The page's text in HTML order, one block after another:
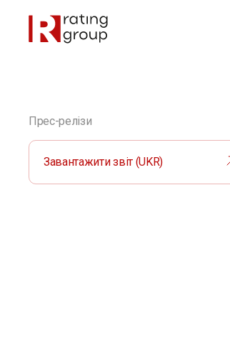
Прес-релізи
Завантажити звіт (UKR)